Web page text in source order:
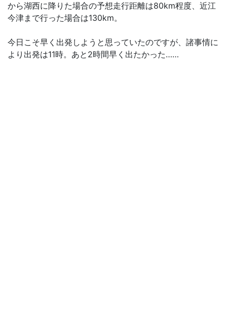
から湖西に降りた場合の予想走行距離は80km程度、近江
今津まで行った場合は130km。
今日こそ早く出発しようと思っていたのですが、諸事情に
より出発は11時。あと2時間早く出たかった……